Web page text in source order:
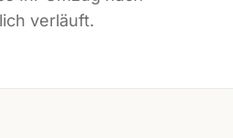
verläuft.